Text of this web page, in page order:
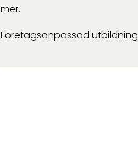
mer.
Företagsanpassad utbildning